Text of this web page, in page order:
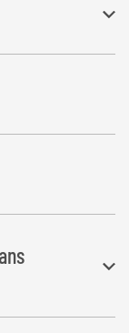
hydraulique pour
radio